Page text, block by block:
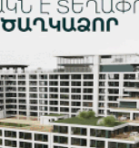
անհաջող ու
8-08-2026
հանրային մեծ
Սավգուլյան